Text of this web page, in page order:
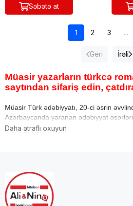
Səbətə at
Geri
1 2 3 ...
İrəli
Müasir yazarların türkcə
saytından sifariş edin,
Müasir Türk ədəbiyyatı, 20-ci əsrin
Azərbaycanda yaranan ədəbiyyat
Türk və Azərbaycan yazıçılarının yeni
gənclik, cinsəllik, identifikasiya, şəxslər
dəyərlər, cəmiyyətdəki mübarizə və
mövzuları ələ alan bir çox fərqli janrlar və